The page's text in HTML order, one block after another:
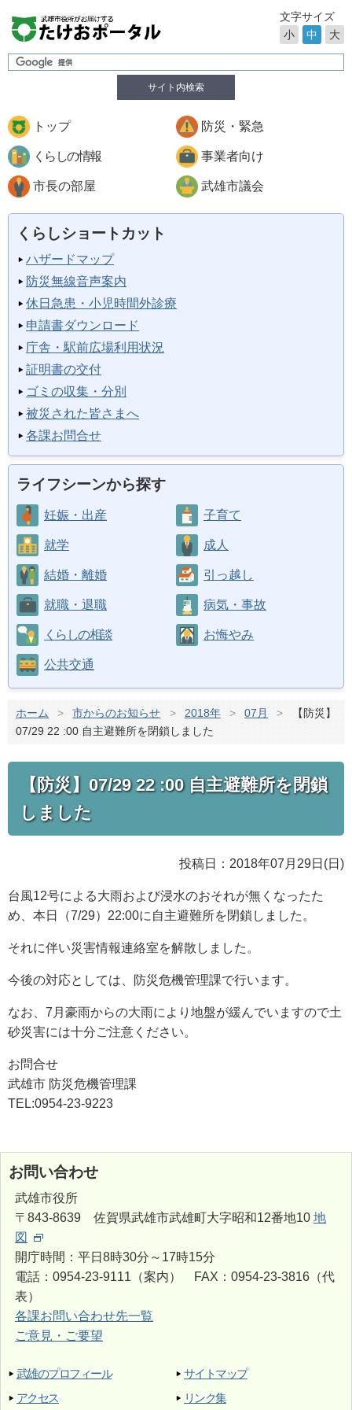
サイト内検索
文字サイズ
小
中 大
トップ 防災・緊急
くらしの情報 事業者向け
市長の部屋 武雄市議会
くらしショートカット
ハザードマップ
防災無線音声案内
休日急患・小児時間外診療
申請書ダウンロード
庁舎・駅前広場利用状況
証明書の交付
ゴミの収集・分別
被災された皆さまへ
各課お問合せ
ライフシーンから探す
妊娠・出産 子育て
就学 成人
結婚・離婚 引っ越し
就職・退職 病気・事故
くらしの相談 お悔やみ
公共交通
ホーム > 市からのお知らせ > 2018年 > 07月 >
【防災】
07/29 22 :00 自主避難所を閉鎖しました
【防災】07/29 22 :00 自主避難所を閉鎖
しました
投稿日：2018年07月29日(日)
台風12号による大雨および浸水のおそれが無くなったた
め、本日（7/29）22:00に自主避難所を閉鎖しました。
それに伴い災害情報連絡室を解散しました。
今後の対応としては、防災危機管理課で行います。
なお、7月豪雨からの大雨により地盤が緩んでいますので土
砂災害には十分ご注意ください。
お問合せ
武雄市 防災危機管理課
TEL:0954-23-9223
お問い合わせ
武雄市役所
〒843-8639 佐賀県武雄市武雄町大字昭和12番地10 地
図
開庁時間：平日8時30分～17時15分
電話：0954-23-9111（案内） FAX：0954-23-3816（代
表）
各課お問い合わせ先一覧
ご意見・ご要望
武雄のプロフィール
アクセス
サイトマップ
リンク集